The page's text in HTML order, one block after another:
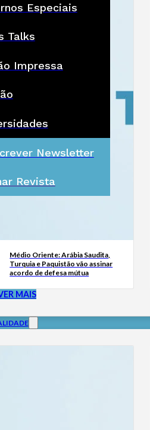
Especiais
Talks
Impressa
Newsletter
Revista
Médio Oriente: Arábia Saudita,
Turquia e Paquistão vão assinar
acordo de defesa mútua
MAIS